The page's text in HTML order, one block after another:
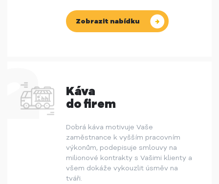
Zobrazit nabídku
Káva
do firem
Dobrá káva motivuje Vaše
zaměstnance k vyšším pracovním
výkonům, podepisuje smlouvy na
milionové kontrakty s Vašimi klienty a
všem dokáže vykouzlit úsměv na
tváři.